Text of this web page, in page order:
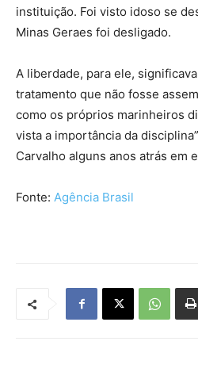
instituição. Foi visto idoso se
Minas Geraes foi desligado.
A liberdade, para ele,
tratamento que não fosse
como os próprios marinheiros
vista a importância da
Carvalho alguns anos atrás em
Fonte: Agência Brasil